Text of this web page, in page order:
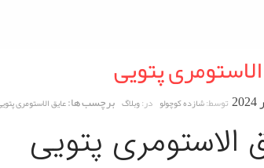
پتویی
توسط:شازده کوچولو در:وبلاگ برچسب ها:عایق الاستومری
الاستومری پتویی